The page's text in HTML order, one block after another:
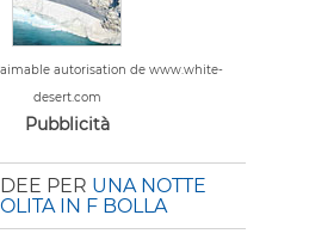
autorisation de www.white-
desert.com
Pubblicità
PER UNA NOTTE
IN F BOLLA